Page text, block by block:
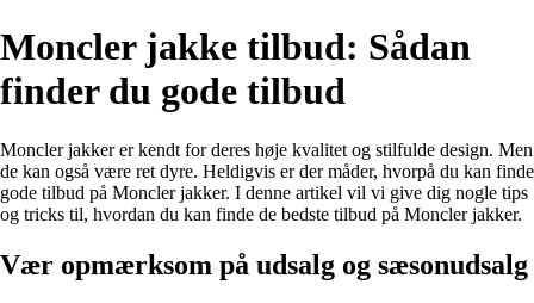
Moncler jakke tilbud: Sådan
finder du gode tilbud
Moncler jakker er kendt for deres høje kvalitet og stilfulde design. Men
de kan også være ret dyre. Heldigvis er der måder, hvorpå du kan finde
gode tilbud på Moncler jakker. I denne artikel vil vi give dig nogle tips
og tricks til, hvordan du kan finde de bedste tilbud på Moncler jakker.
Vær opmærksom på udsalg og sæsonudsalg